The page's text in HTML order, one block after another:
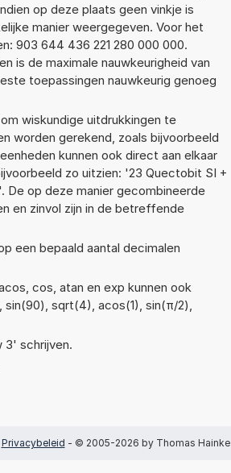
op deze plaats geen vinkje is
manier weergegeven. Voor het
903 644 436 221 280 000 000.
is de maximale nauwkeurigheid van
toepassingen nauwkeurig genoeg
wiskundige uitdrukkingen te
worden gerekend, zoals bijvoorbeeld
kunnen ook direct aan elkaar
zo uitzien: '23 Quectobit SI +
op deze manier gecombineerde
en zinvol zijn in de betreffende
een bepaald aantal decimalen
cos, atan en exp kunnen ook
sqrt(4), acos(1), sin(π/2),
3' schrijven.
Privacybeleid - © 2005-2026 by Thomas Hainke